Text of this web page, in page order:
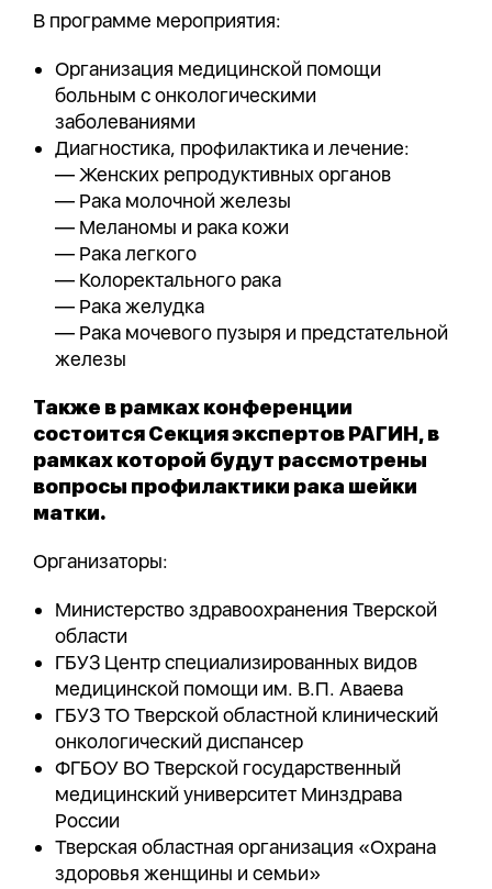
В программе мероприятия:
Организация медицинской помощи
больным с онкологическими
заболеваниями
Диагностика, профилактика и лечение:
— Женских репродуктивных органов
— Рака молочной железы
— Меланомы и рака кожи
— Рака легкого
— Колоректального рака
— Рака желудка
— Рака мочевого пузыря и предстательной
железы
Также в рамках конференции
состоится Секция экспертов РАГИН, в
рамках которой будут рассмотрены
вопросы профилактики рака шейки
матки.
Организаторы:
Министерство здравоохранения Тверской
области
ГБУЗ Центр специализированных видов
медицинской помощи им. В.П. Аваева
ГБУЗ ТО Тверской областной клинический
онкологический диспансер
ФГБОУ ВО Тверской государственный
медицинский университет Минздрава
России
Тверская областная организация «Охрана
здоровья женщины и семьи»